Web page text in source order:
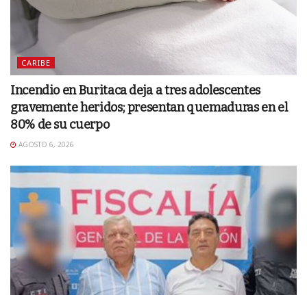
CARIBE
Incendio en Buritaca deja a tres adolescentes
gravemente heridos; presentan quemaduras en el
80% de su cuerpo
AGOSTO 6, 2026